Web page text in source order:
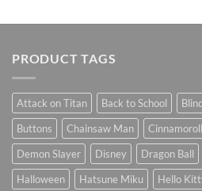
PRODUCT TAGS
Attack on Titan Back to School
Buttons
Chainsaw Man Cinnamoroll
Demon Slayer
Disney Dragon Ball
Halloween
Hatsune Miku Hello